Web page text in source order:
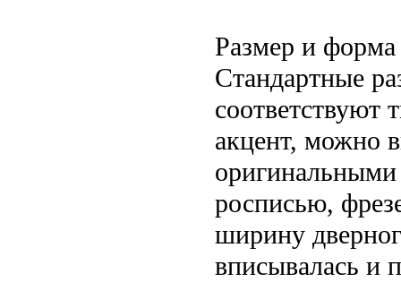
Размер и форма
Стандартные
соответствуют
акцент, можно
росписью,
ширину
вписывалась и